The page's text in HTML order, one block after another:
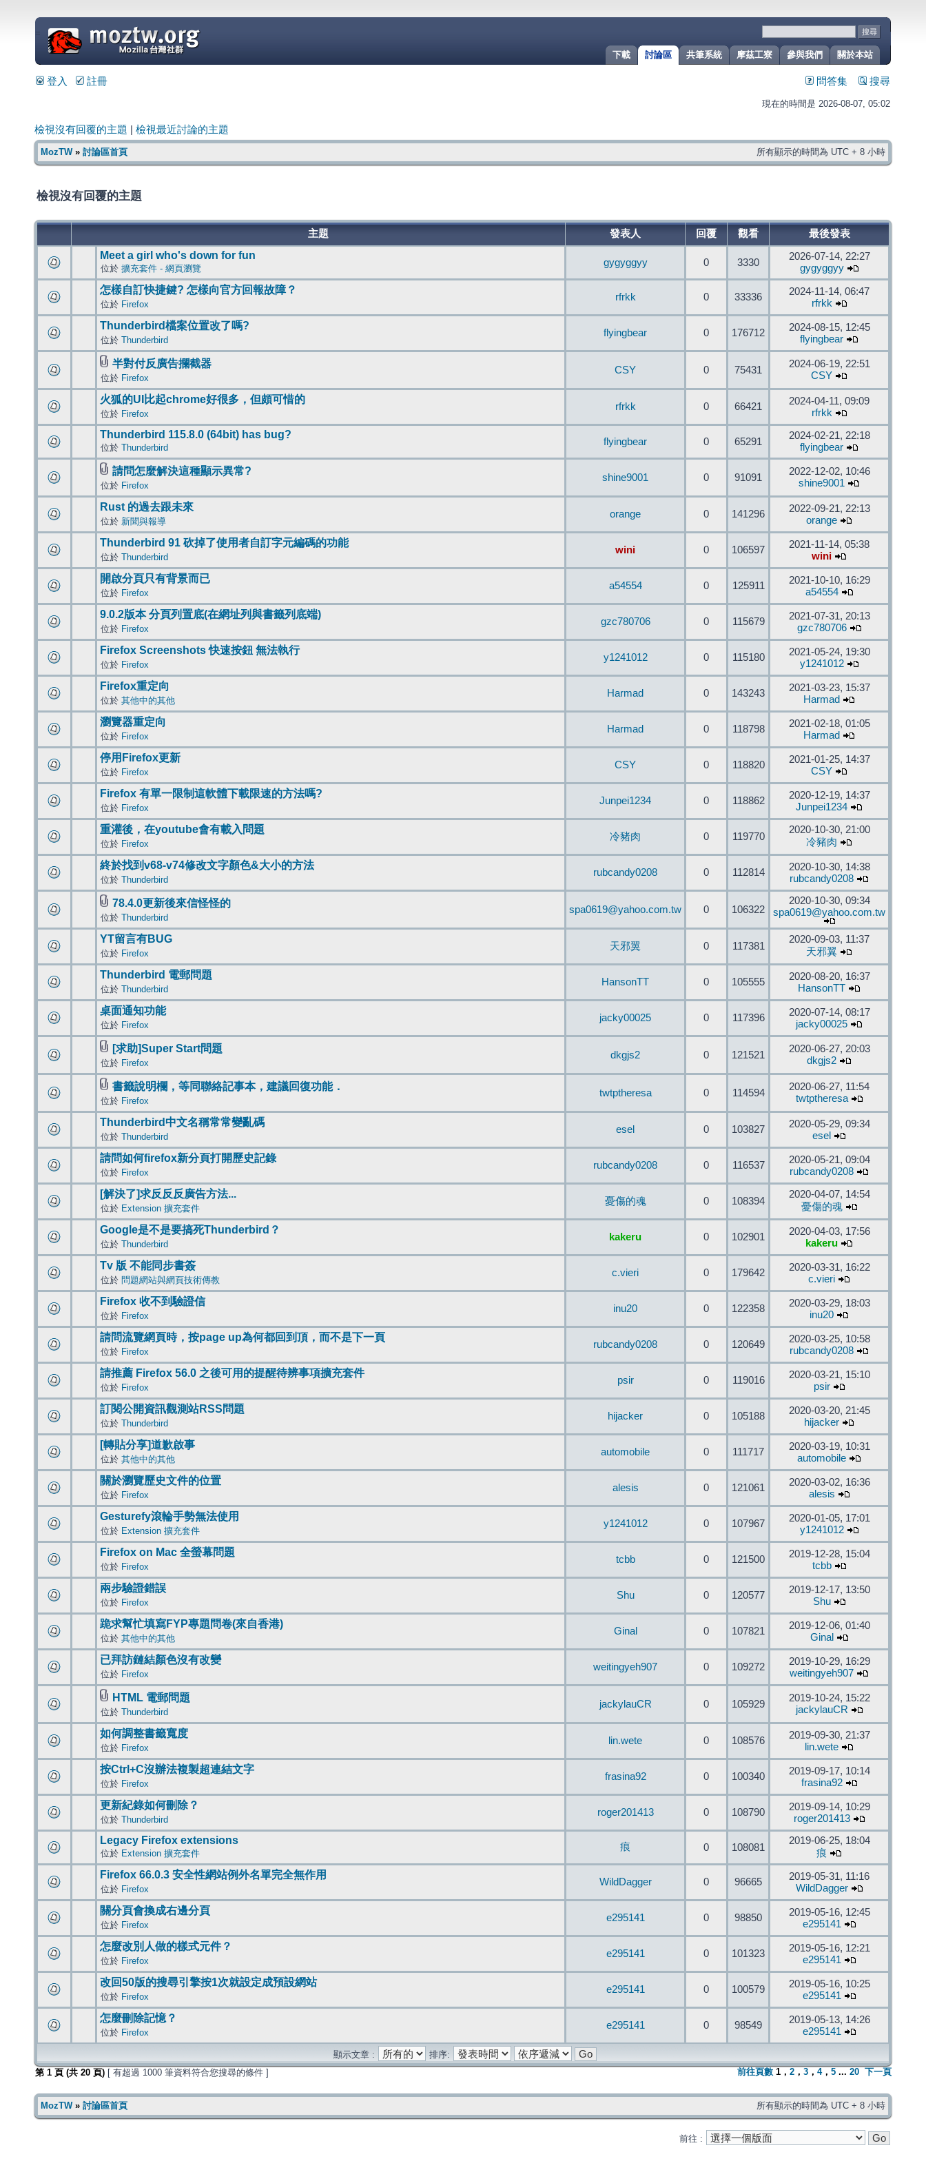
關於本站
參與我們
摩茲工寮
共筆系統
討論區
下載
=
登入 註冊 問答集 搜尋
現在的時間是 2026-08-07, 05:02
檢視沒有回覆的主題 檢視最近討論的主題
MozTW» 討論區首頁 所有顯示的時間為 UTC + 8 小時
檢視沒有回覆的主題
主題 發表人 回覆 觀看 最後發表
Meet a girl who's down for fun
位於 擴充套件 - 網頁瀏覽
gygyggyy 0 3330
2026-07-14, 22:27
gygyggyy
怎樣自訂快捷鍵? 怎樣向官方回報故障？
位於 Firefox
rfrkk 0 33336
2024-11-14, 06:47
rfrkk
Thunderbird檔案位置改了嗎?
位於 Thunderbird
flyingbear 0 176712
2024-08-15, 12:45
flyingbear
半對付反廣告攔截器
位於 Firefox
CSY 0 75431
2024-06-19, 22:51
CSY
火狐的UI比起chrome好很多，但頗可惜的
位於 Firefox
rfrkk 0 66421
2024-04-11, 09:09
rfrkk
Thunderbird 115.8.0 (64bit) has bug?
位於 Thunderbird
flyingbear 0 65291
2024-02-21, 22:18
flyingbear
請問怎麼解決這種顯示異常?
位於 Firefox
shine9001 0 91091
2022-12-02, 10:46
shine9001
Rust 的過去跟未來
位於 新聞與報導
orange 0 141296
2022-09-21, 22:13
orange
Thunderbird 91 砍掉了使用者自訂字元編碼的功能
位於 Thunderbird
wini 0 106597
2021-11-14, 05:38
wini
開啟分頁只有背景而已
位於 Firefox
a54554 0 125911
2021-10-10, 16:29
a54554
9.0.2版本 分頁列置底(在網址列與書籤列底端)
位於 Firefox
gzc780706 0 115679
2021-07-31, 20:13
gzc780706
Firefox Screenshots 快速按鈕 無法執行
位於 Firefox
y1241012 0 115180
2021-05-24, 19:30
y1241012
Firefox重定向
位於 其他中的其他
Harmad 0 143243
2021-03-23, 15:37
Harmad
瀏覽器重定向
位於 Firefox
Harmad 0 118798
2021-02-18, 01:05
Harmad
停用Firefox更新
位於 Firefox
CSY 0 118820
2021-01-25, 14:37
CSY
Firefox 有單一限制這軟體下載限速的方法嗎?
位於 Firefox
Junpei1234 0 118862
2020-12-19, 14:37
Junpei1234
重灌後，在youtube會有載入問題
位於 Firefox
冷豬肉 0 119770
2020-10-30, 21:00
冷豬肉
終於找到v68-v74修改文字顏色&大小的方法
位於 Thunderbird
rubcandy0208 0 112814
2020-10-30, 14:38
rubcandy0208
78.4.0更新後來信怪怪的
位於 Thunderbird
spa0619@yahoo.com.tw 0 106322
2020-10-30, 09:34
spa0619@yahoo.com.tw
YT留言有BUG
位於 Firefox
天邪翼 0 117381
2020-09-03, 11:37
天邪翼
Thunderbird 電郵問題
位於 Thunderbird
HansonTT 0 105555
2020-08-20, 16:37
HansonTT
桌面通知功能
位於 Firefox
jacky00025 0 117396
2020-07-14, 08:17
jacky00025
[求助]Super Start問題
位於 Firefox
dkgjs2 0 121521
2020-06-27, 20:03
dkgjs2
書籤說明欄，等同聯絡記事本，建議回復功能．
位於 Firefox
twtptheresa 0 114594
2020-06-27, 11:54
twtptheresa
Thunderbird中文名稱常常變亂碼
位於 Thunderbird
esel 0 103827
2020-05-29, 09:34
esel
請問如何firefox新分頁打開歷史記錄
位於 Firefox
rubcandy0208 0 116537
2020-05-21, 09:04
rubcandy0208
[解決了]求反反反廣告方法...
位於 Extension 擴充套件
憂傷的魂 0 108394
2020-04-07, 14:54
憂傷的魂
Google是不是要搞死Thunderbird？
位於 Thunderbird
kakeru 0 102901
2020-04-03, 17:56
kakeru
Tv 版 不能同步書簽
位於 問題網站與網頁技術傳教
c.vieri 0 179642
2020-03-31, 16:22
c.vieri
Firefox 收不到驗證信
位於 Firefox
inu20 0 122358
2020-03-29, 18:03
inu20
請問流覽網頁時，按page up為何都回到頂，而不是下一頁
位於 Firefox
rubcandy0208 0 120649
2020-03-25, 10:58
rubcandy0208
請推薦 Firefox 56.0 之後可用的提醒待辨事項擴充套件
位於 Firefox
psir 0 119016
2020-03-21, 15:10
psir
訂閱公開資訊觀測站RSS問題
位於 Thunderbird
hijacker 0 105188
2020-03-20, 21:45
hijacker
[轉貼分享]道歉啟事
位於 其他中的其他
automobile 0 111717
2020-03-19, 10:31
automobile
關於瀏覽歷史文件的位置
位於 Firefox
alesis 0 121061
2020-03-02, 16:36
alesis
Gesturefy滾輪手勢無法使用
位於 Extension 擴充套件
y1241012 0 107967
2020-01-05, 17:01
y1241012
Firefox on Mac 全螢幕問題
位於 Firefox
tcbb 0 121500
2019-12-28, 15:04
tcbb
兩步驗證錯誤
位於 Firefox
Shu 0 120577
2019-12-17, 13:50
Shu
跪求幫忙填寫FYP專題問卷(來自香港)
位於 其他中的其他
Ginal 0 107821
2019-12-06, 01:40
Ginal
已拜訪鏈結顏色沒有改變
位於 Firefox
weitingyeh907 0 109272
2019-10-29, 16:29
weitingyeh907
HTML 電郵問題
位於 Thunderbird
jackylauCR 0 105929
2019-10-24, 15:22
jackylauCR
如何調整書籤寬度
位於 Firefox
lin.wete 0 108576
2019-09-30, 21:37
lin.wete
按Ctrl+C沒辦法複製超連結文字
位於 Firefox
frasina92 0 100340
2019-09-17, 10:14
frasina92
更新紀錄如何刪除？
位於 Thunderbird
roger201413 0 108790
2019-09-14, 10:29
roger201413
Legacy Firefox extensions
位於 Extension 擴充套件
痕 0 108081
2019-06-25, 18:04
痕
Firefox 66.0.3 安全性網站例外名單完全無作用
位於 Firefox
WildDagger 0 96665
2019-05-31, 11:16
WildDagger
關分頁會換成右邊分頁
位於 Firefox
e295141 0 98850
2019-05-16, 12:45
e295141
怎麼改別人做的樣式元件？
位於 Firefox
e295141 0 101323
2019-05-16, 12:21
e295141
改回50版的搜尋引擎按1次就設定成預設網站
位於 Firefox
e295141 0 100579
2019-05-16, 10:25
e295141
怎麼刪除記憶？
位於 Firefox
e295141 0 98549
2019-05-13, 14:26
e295141
顯示文章 :
排序:
第 1 頁 (共 20 頁) [ 有超過 1000 筆資料符合您搜尋的條件 ] 前往頁數 1 ， 2 ， 3 ， 4， 5 ... 20 下一頁
MozTW» 討論區首頁 所有顯示的時間為 UTC + 8 小時
前往 :